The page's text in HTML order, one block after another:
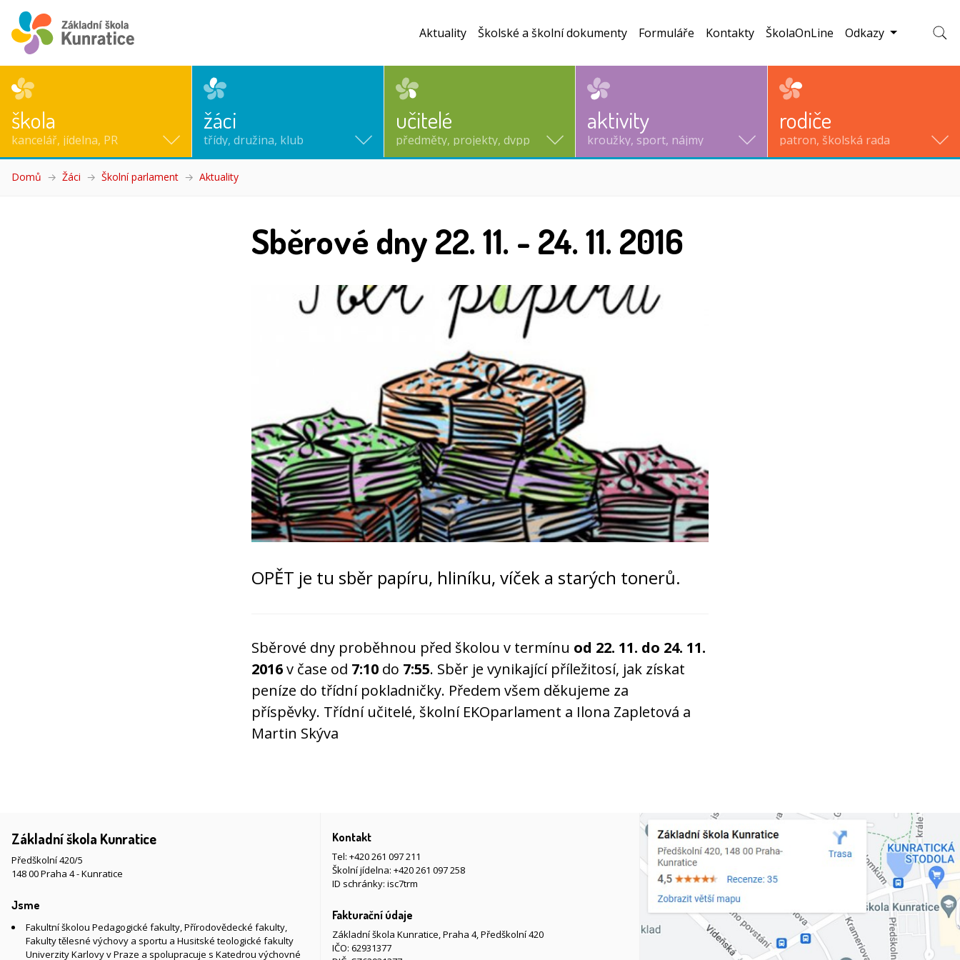
škola
kancelář, jídelna, PR
žáci
třídy, družina, klub
učitelé
předměty, projekty, dvpp
aktivity
kroužky, sport, nájmy
rodiče
patron, školská rada
Aktuality Školské a školní dokumenty Formuláře Kontakty ŠkolaOnLine Odkazy
Domů Žáci Školní parlament Aktuality
Sběrové dny 22. 11. - 24. 11. 2016
OPĚT je tu sběr papíru, hliníku, víček a starých tonerů.
Sběrové dny proběhnou před školou v termínu od 22. 11. do 24. 11.
2016v čase od 7:10 do 7:55. Sběr je vynikající příležitosí, jak získat
peníze do třídní pokladničky. Předem všem děkujeme za
příspěvky. Třídní učitelé, školní EKOparlament a Ilona Zapletová a
Martin Skýva
Základní škola Kunratice
Předškolní 420/5
148 00 Praha 4 - Kunratice
Jsme
Fakultní školou Pedagogické fakulty, Přírodovědecké fakulty,
Fakulty tělesné výchovy a sportu a Husitské teologické fakulty
Univerzity Karlovy v Praze a spolupracuje s Katedrou výchovné
Kontakt
Tel: +420 261 097 211
Školní jídelna: +420 261 097 258
ID schránky: isc7trm
Fakturační údaje
Základní škola Kunratice, Praha 4, Předškolní 420
IČO: 62931377